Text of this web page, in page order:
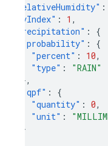
"relativeHumidity" :
"uvIndex" : 1 ,
"precipitation" :
{
"probability" :
{
"percent" : 10,
"type" :
"RAIN"
},
"qpf" :
{
"quantity" : 0,
"unit" :
}